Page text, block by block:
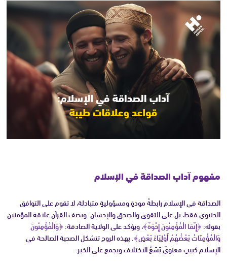
مفهوم آداب الصداقة في الإسلام
الصداقة في الإسلام رابطةُ مودةٍ ومسؤوليةٍ متبادلة، لا تقوم على التوافق
الدنيوي فقط، بل على التقوى والصدق والإحسان. ويصف القرآن علاقة المؤمنين
بقوله:﴿إِنَّمَا الْمُؤْمِنُونَ إِخْوَةٌ﴾، ويؤكد على الولاية الصادقة:﴿وَالْمُؤْمِنُونَ
وَالْمُؤْمِنَاتُ بَعْضُهُمْ أَوْلِيَاءُ بَعْضٍ﴾. بهذه الروح تتشكل الصحبة الصالحة في
الإسلام كبيتٍ معنويّ يَسَعُ الاختلاف ويجمع على الخير.